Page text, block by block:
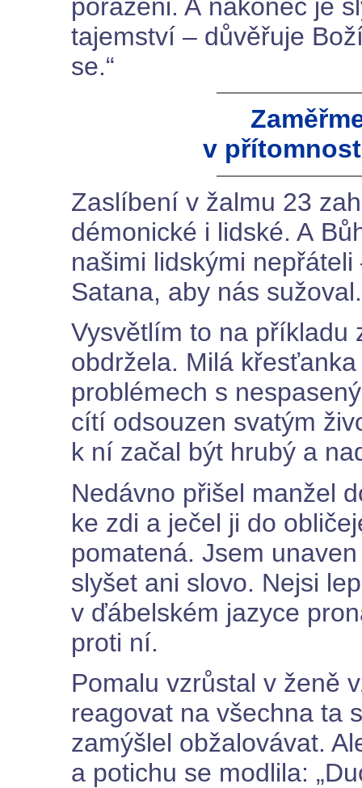
poraženi. A nakonec je
tajemství – důvěřuje
se.“
v
Zaslíbení v žalmu 23
démonické i lidské. A
našimi lidskými
Satana, aby nás sužoval.
Vysvětlím to na příkladu
obdržela. Milá
problémech s
cítí odsouzen svatým
k ní začal být hrubý a
Nedávno přišel manžel
ke zdi a ječel ji do
pomatená. Jsem
slyšet ani slovo. Nejsi
v ďábelském jazyce
proti ní.
Pomalu vzrůstal v ženě
reagovat na všechna ta
zamýšlel obžalovávat.
a potichu se modlila: